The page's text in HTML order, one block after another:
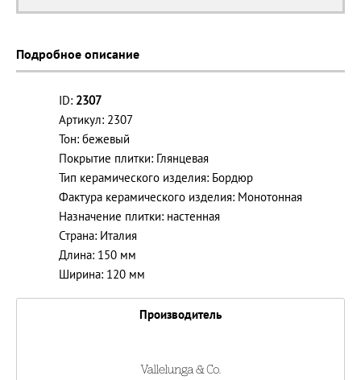
Подробное описание
ID: 2307
Артикул: 2307
Тон: бежевый
Покрытие плитки: Глянцевая
Тип керамического изделия: Бордюр
Фактура керамического изделия: Монотонная
Назначение плитки: настенная
Страна: Италия
Длина: 150 мм
Ширина: 120 мм
Производитель